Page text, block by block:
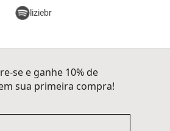
liziebr
se e ganhe 10% de
sua primeira compra!